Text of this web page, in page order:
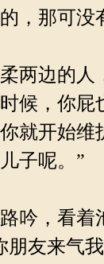
，那可没
两边的人
候，你屁
就开始维
子呢。”
吟，看着
朋友来气